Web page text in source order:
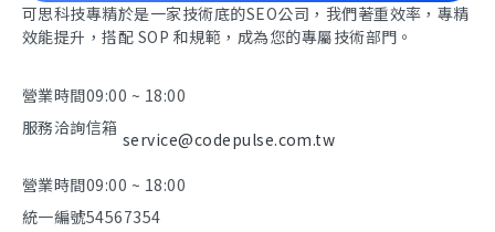
可思科技專精於是一家技術底的SEO公司，我們著重效率，專精
效能提升，搭配 SOP 和規範，成為您的專屬技術部門。
營業時間09:00 ~ 18:00
服務洽詢信箱
service@codepulse.com.tw
營業時間09:00 ~ 18:00
統一編號54567354